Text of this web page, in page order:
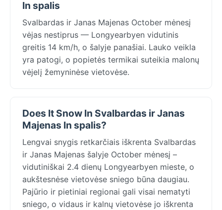
In spalis
Svalbardas ir Janas Majenas October mėnesį
vėjas nestiprus — Longyearbyen vidutinis
greitis 14 km/h, o šalyje panašiai. Lauko veikla
yra patogi, o popietės termikai suteikia malonų
vėjelį žemyninėse vietovėse.
Does It Snow In Svalbardas ir Janas
Majenas In spalis?
Lengvai snygis retkarčiais iškrenta Svalbardas
ir Janas Majenas šalyje October mėnesį –
vidutiniškai 2.4 dienų Longyearbyen mieste, o
aukštesnėse vietovėse sniego būna daugiau.
Pajūrio ir pietiniai regionai gali visai nematyti
sniego, o vidaus ir kalnų vietovėse jo iškrenta